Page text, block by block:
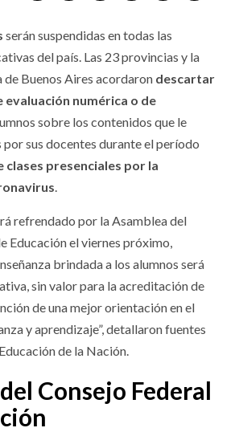
serán suspendidas en todas las
del país. Las 23 provincias y la
Buenos Aires acordaron descartar
evaluación numérica o de
sobre los contenidos que le
sus docentes durante el período
clases presenciales por la
.
refrendado por la Asamblea del
Educación el viernes próximo,
brindada a los alumnos será
sin valor para la acreditación de
de una mejor orientación en el
y aprendizaje”, detallaron fuentes
de la Nación.
Consejo Federal